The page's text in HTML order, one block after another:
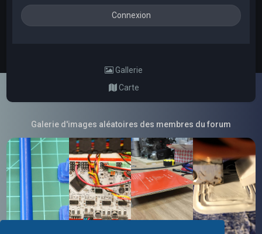
Gallerie
Carte
Galerie d'images aléatoires des membres du forum